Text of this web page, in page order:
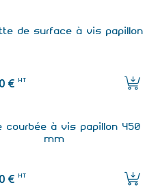
de surface à vis papillon
€ HT
courbée à vis papillon 450
mm
€ HT